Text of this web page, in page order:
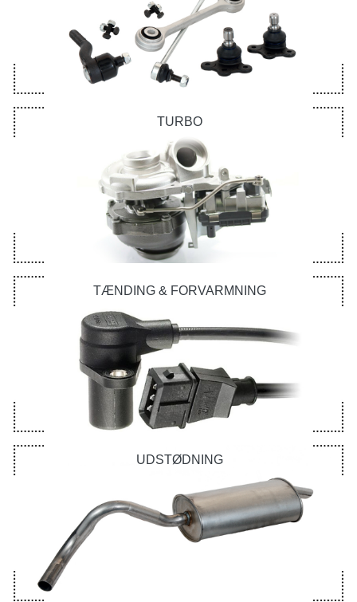
TURBO
TÆNDING & FORVARMNING
UDSTØDNING